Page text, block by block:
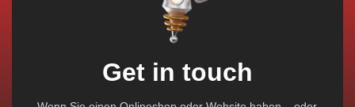
Get in touch